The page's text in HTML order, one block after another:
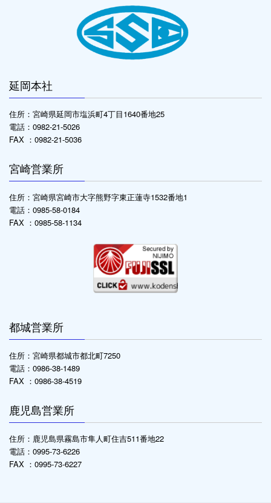
延岡本社
住所：宮崎県延岡市塩浜町4丁目1640番地25
電話：0982-21-5026
FAX ：0982-21-5036
宮崎営業所
住所：宮崎県宮崎市大字熊野字東正蓮寺1532番地1
電話：0985-58-0184
FAX ：0985-58-1134
都城営業所
住所：宮崎県都城市都北町7250
電話：0986-38-1489
FAX ：0986-38-4519
鹿児島営業所
住所：鹿児島県霧島市隼人町住吉511番地22
電話：0995-73-6226
FAX ：0995-73-6227